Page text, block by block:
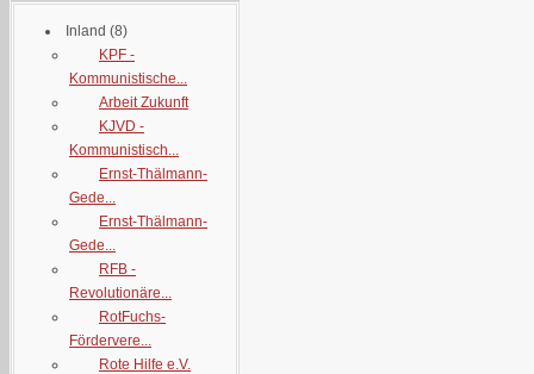
Inland (8)
KPF -
Kommunistische...
Arbeit Zukunft
KJVD -
Kommunistisch...
Ernst-Thälmann-
Gede...
Ernst-Thälmann-
Gede...
RFB -
Revolutionäre...
RotFuchs-
Fördervere...
Rote Hilfe e.V.